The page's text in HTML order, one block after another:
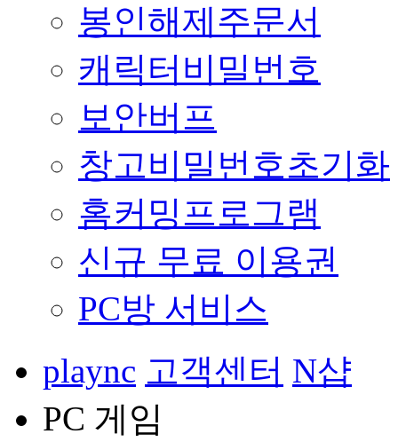
봉인해제주문서
캐릭터비밀번호
보안버프
창고비밀번호초기화
홈커밍프로그램
신규 무료 이용권
PC방 서비스
plaync 고객센터 N샵
PC 게임